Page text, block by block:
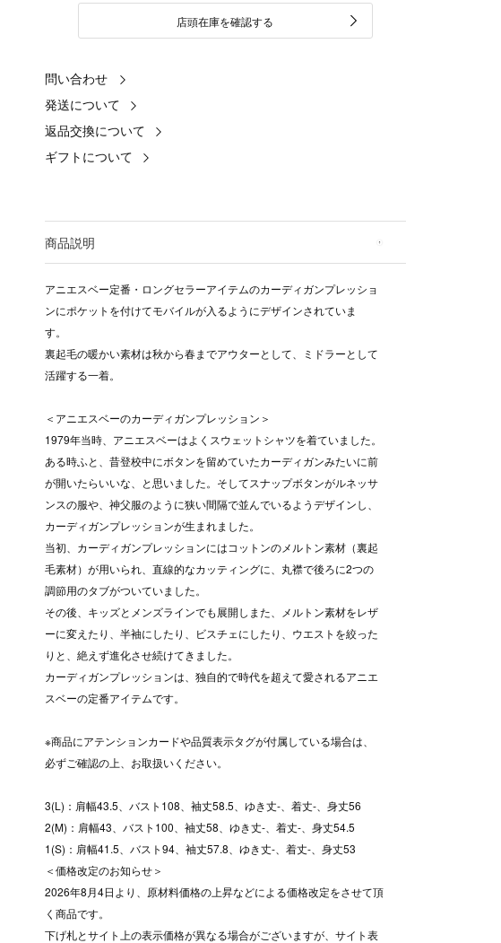
店頭在庫を確認する
問い合わせ
発送について
返品交換について
ギフトについて
商品説明
アニエスベー定番・ロングセラーアイテムのカーディガンプレッショ
ンにポケットを付けてモバイルが入るようにデザインされていま
す。
裏起毛の暖かい素材は秋から春までアウターとして、ミドラーとして
活躍する一着。
＜アニエスベーのカーディガンプレッション＞
1979年当時、アニエスベーはよくスウェットシャツを着ていました。
ある時ふと、昔登校中にボタンを留めていたカーディガンみたいに前
が開いたらいいな、と思いました。そしてスナップボタンがルネッサ
ンスの服や、神父服のように狭い間隔で並んでいるようデザインし、
カーディガンプレッションが生まれました。
当初、カーディガンプレッションにはコットンのメルトン素材（裏起
毛素材）が用いられ、直線的なカッティングに、丸襟で後ろに2つの
調節用のタブがついていました。
その後、キッズとメンズラインでも展開しまた、メルトン素材をレザ
ーに変えたり、半袖にしたり、ビスチェにしたり、ウエストを絞った
りと、絶えず進化させ続けてきました。
カーディガンプレッションは、独自的で時代を超えて愛されるアニエ
スベーの定番アイテムです。
※商品にアテンションカードや品質表示タグが付属している場合は、
必ずご確認の上、お取扱いください。
3(L)：肩幅43.5、バスト108、袖丈58.5、ゆき丈-、着丈-、身丈56
2(M)：肩幅43、バスト100、袖丈58、ゆき丈-、着丈-、身丈54.5
1(S)：肩幅41.5、バスト94、袖丈57.8、ゆき丈-、着丈-、身丈53
＜価格改定のお知らせ＞
2026年8月4日より、原材料価格の上昇などによる価格改定をさせて頂
く商品です。
下げ札とサイト上の表示価格が異なる場合がございますが、サイト表